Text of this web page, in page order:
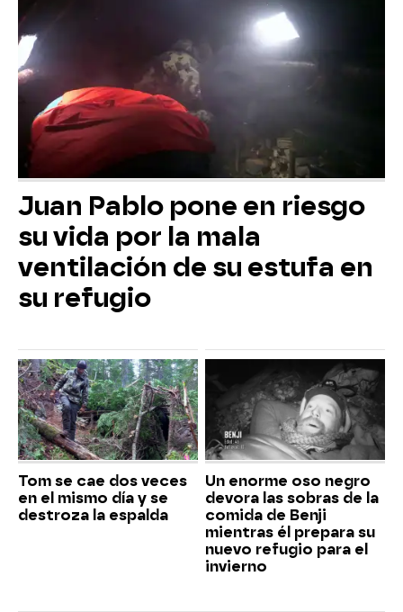
Juan Pablo pone en riesgo
su vida por la mala
ventilación de su estufa en
su refugio
Tom se cae dos veces
en el mismo día y se
destroza la espalda
Un enorme oso negro
devora las sobras de la
comida de Benji
mientras él prepara su
nuevo refugio para el
invierno